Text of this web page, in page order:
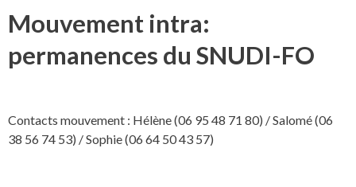
Mouvement intra:
permanences du SNUDI-FO
Contacts mouvement : Hélène (06 95 48 71 80) / Salomé (06
38 56 74 53) / Sophie (06 64 50 43 57)